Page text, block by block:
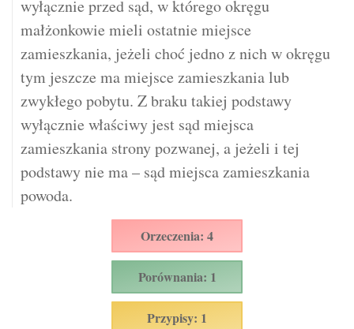
wyłącznie przed sąd, w którego okręgu
małżonkowie mieli ostatnie miejsce
zamieszkania, jeżeli choć jedno z nich w okręgu
tym jeszcze ma miejsce zamieszkania lub
zwykłego pobytu. Z braku takiej podstawy
wyłącznie właściwy jest sąd miejsca
zamieszkania strony pozwanej, a jeżeli i tej
podstawy nie ma – sąd miejsca zamieszkania
powoda.
Orzeczenia: 4
Porównania: 1
Przypisy: 1